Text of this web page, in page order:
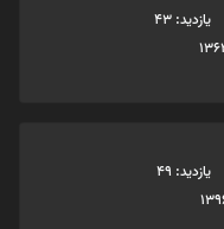
یازدید: 43
یازدید: 49